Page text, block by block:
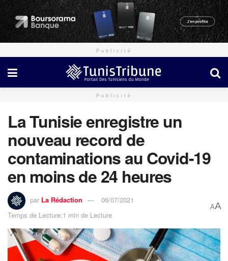
Publicité
Publicité
La Tunisie enregistre un
nouveau record de
contaminations au Covid-19
en moins de 24 heures
par La Rédaction
06/07/2021
Temps de Lecture:1 min de Lecture
AA